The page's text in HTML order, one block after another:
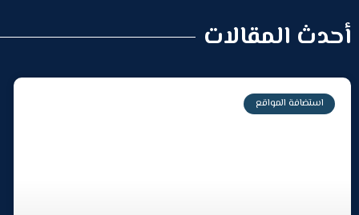
أحدث المقالات
استضافة المواقع